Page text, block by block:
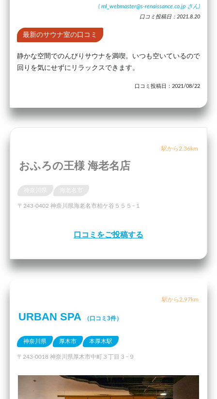
( ml_webmaster@s-renaissance.co.jp さん)
口コミ投稿日：2021.8.20
最新のサウナ室の口コミ
静かな空間でのんびりサウナを満喫。いつも空いているので
回りを気にせずにリラックスできます。
口コミ投稿日：2021/08/22
駅から2.36km
おふろの王様 海老名店
海老名市
〒243-0402 神奈川県海老名市柏ケ谷５５５−１
口コミをご投稿する
駅から2.97km
URBAN SPA （口コミ3件）
神奈川県 厚木市 本厚木駅
〒243-0018 神奈川県厚木市中町３丁目３−９